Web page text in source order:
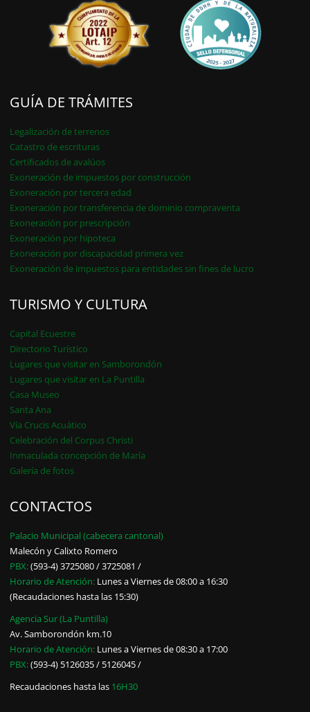
GUÍA DE TRÁMITES
Legalización de terrenos
Catastro de escrituras
Certificados de avalúos
Exoneración de impuestos por construcción
Exoneración por tercera edad
Exoneración por transferencia de dominio compraventa
Exoneración por prescripción
Exoneración por hipoteca
Exoneración por discapacidad primera vez
Exoneración de impuestos para entidades sin fines de lucro
TURISMO Y CULTURA
Capital Ecuestre
Directorio Turístico
Lugares que visitar en Samborondón
Lugares que visitar en La Puntilla
Casa Museo
Santa Ana
Vía Crucis Acuático
Celebración del Corpus Christi
Inmaculada concepción de María
Galería de fotos
CONTACTOS
Palacio Municipal (cabecera cantonal)
Malecón y Calixto Romero
PBX:(593-4) 3725080 / 3725081 /
Horario de Atención: Lunes a Viernes de 08:00 a 16:30
(Recaudaciones hasta las 15:30)
Agencia Sur (La Puntilla)
Av. Samborondón km.10
Horario de Atención: Lunes a Viernes de 08:30 a 17:00
PBX:(593-4) 5126035 / 5126045 /
Recaudaciones hasta las 16H30